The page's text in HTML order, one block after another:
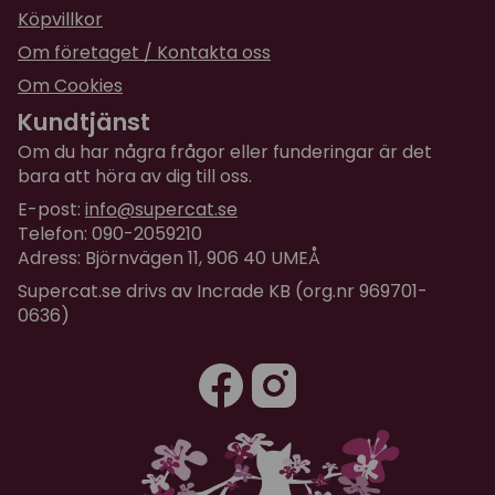
Köpvillkor
Om företaget / Kontakta oss
Om Cookies
Kundtjänst
Om du har några frågor eller funderingar är det
bara att höra av dig till oss.
E-post: info@supercat.se
Telefon: 090-2059210
Adress: Björnvägen 11, 906 40 UMEÅ
Supercat.se drivs av Incrade KB (org.nr 969701-
0636)